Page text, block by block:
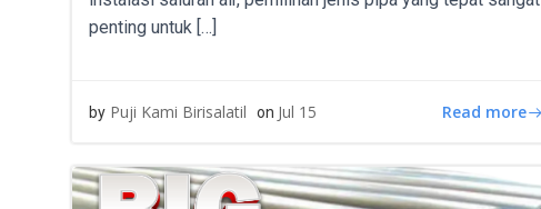
penting untuk […]
by Puji Kami Birisalatil on Jul 15 Read more